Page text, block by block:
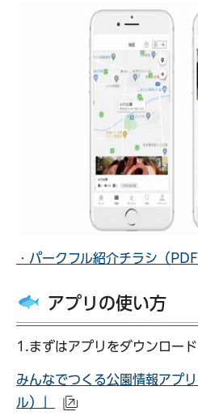
・パークフル紹介チラシ（
アプリの使い方
1.まずはアプリをダウンロード
みんなでつくる公園情報アプ
ル）」